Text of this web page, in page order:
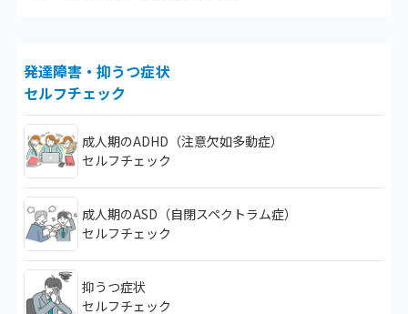
発達障害・抑うつ症状
セルフチェック
成人期のADHD（注意欠如多動症）
セルフチェック
成人期のASD（自閉スペクトラム症）
セルフチェック
抑うつ症状
セルフチェック